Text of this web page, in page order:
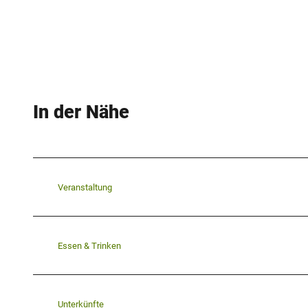
In der Nähe
Veranstaltung
Essen & Trinken
Unterkünfte